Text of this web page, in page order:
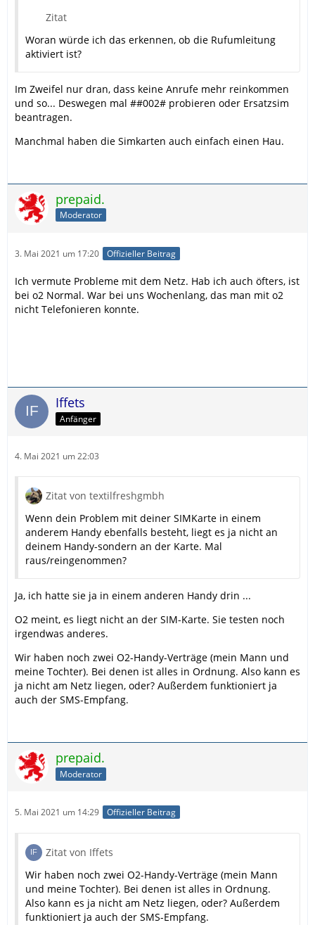
Zitat
Woran würde ich das erkennen, ob die Rufumleitung
aktiviert ist?
Im Zweifel nur dran, dass keine Anrufe mehr reinkommen
und so... Deswegen mal ##002# probieren oder Ersatzsim
beantragen.
Manchmal haben die Simkarten auch einfach einen Hau.
prepaid.
Moderator
3. Mai 2021 um 17:20 Offizieller Beitrag
Ich vermute Probleme mit dem Netz. Hab ich auch öfters, ist
bei o2 Normal. War bei uns Wochenlang, das man mit o2
nicht Telefonieren konnte.
Iffets
Anfänger
4. Mai 2021 um 22:03
Zitat von textilfreshgmbh
Wenn dein Problem mit deiner SIMKarte in einem
anderem Handy ebenfalls besteht, liegt es ja nicht an
deinem Handy-sondern an der Karte. Mal
raus/reingenommen?
Ja, ich hatte sie ja in einem anderen Handy drin ...
O2 meint, es liegt nicht an der SIM-Karte. Sie testen noch
irgendwas anderes.
Wir haben noch zwei O2-Handy-Verträge (mein Mann und
meine Tochter). Bei denen ist alles in Ordnung. Also kann es
ja nicht am Netz liegen, oder? Außerdem funktioniert ja
auch der SMS-Empfang.
prepaid.
Moderator
5. Mai 2021 um 14:29 Offizieller Beitrag
Zitat von Iffets
Wir haben noch zwei O2-Handy-Verträge (mein Mann
und meine Tochter). Bei denen ist alles in Ordnung.
Also kann es ja nicht am Netz liegen, oder? Außerdem
funktioniert ja auch der SMS-Empfang.